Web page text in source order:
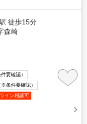
徒歩15分
森崎
要確認）
条件要確認）
イン相談可